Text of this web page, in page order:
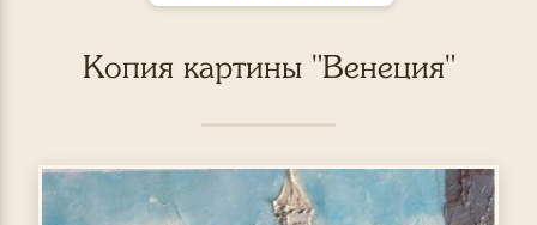
Копия картины "Венеция"